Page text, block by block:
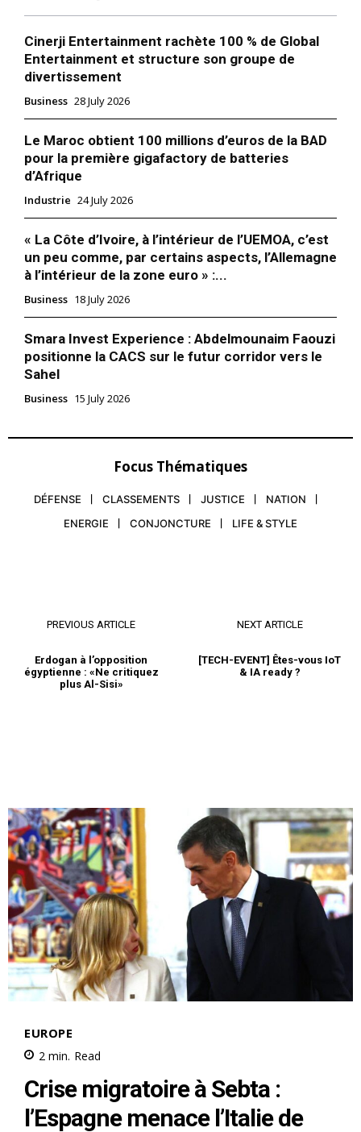
sort de l’ambiguïté et
reconnaît le plan d’autonomie
28 April 2026
Cinerji Entertainment rachète 100 % de Global
Entertainment et structure son groupe de
divertissement
Business 28 July 2026
Le Maroc obtient 100 millions d’euros de la BAD
pour la première gigafactory de batteries
d’Afrique
Industrie 24 July 2026
« La Côte d’Ivoire, à l’intérieur de l’UEMOA, c’est
un peu comme, par certains aspects, l’Allemagne
à l’intérieur de la zone euro » :...
Business 18 July 2026
Smara Invest Experience : Abdelmounaim Faouzi
positionne la CACS sur le futur corridor vers le
Sahel
Business 15 July 2026
Focus Thématiques
DÉFENSE CLASSEMENTS JUSTICE
NATION
ENERGIE
CONJONCTURE LIFE & STYLE
PREVIOUS ARTICLE
Erdogan à l’opposition
égyptienne : «Ne critiquez
plus Al-Sisi»
NEXT ARTICLE
[TECH-EVENT] Êtes-vous IoT
& IA ready ?